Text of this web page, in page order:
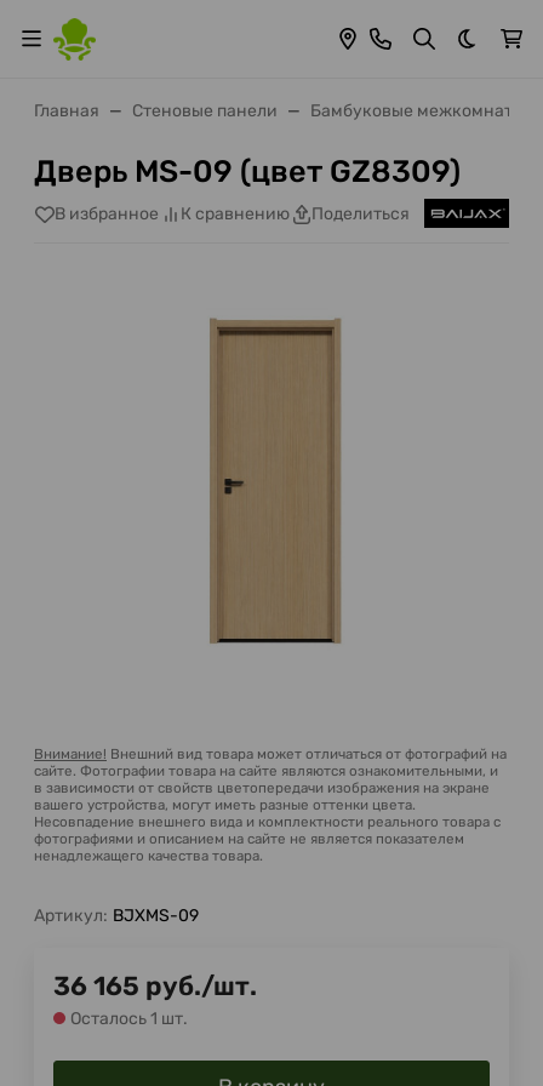
Темная
Главная Стеновые панели Бамбуковые
Дверь MS-09 (цвет GZ8309)
В избранное К сравнению Поделиться
Внимание! Внешний вид товара может отличаться от фотографий на
сайте. Фотографии товара на сайте являются ознакомительными, и
в зависимости от свойств цветопередачи изображения на экране
вашего устройства, могут иметь разные оттенки цвета.
Несовпадение внешнего вида и комплектности реального товара с
фотографиями и описанием на сайте не является показателем
ненадлежащего качества товара.
Артикул: BJXMS-09
36 165 руб./шт.
Осталось 1 шт.